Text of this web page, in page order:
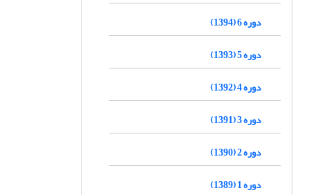
دوره 6 (1394)
دوره 5 (1393)
دوره 4 (1392)
دوره 3 (1391)
دوره 2 (1390)
دوره 1 (1389)